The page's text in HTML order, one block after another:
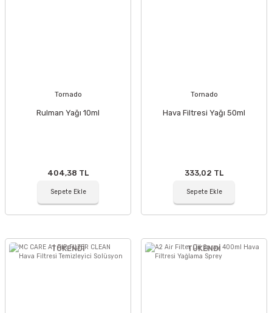
Tornado
Rulman Yağı 10ml
404,38 TL
Sepete Ekle
Tornado
Hava Filtresi Yağı 50ml
333,02 TL
Sepete Ekle
TÜKENDİ TÜKENDİ